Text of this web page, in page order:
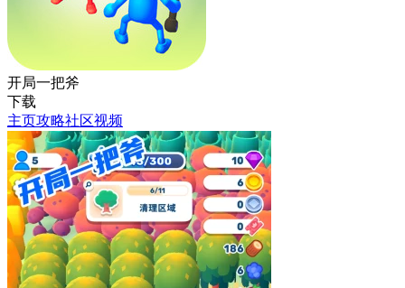
开局一把斧
下载
主页攻略社区视频